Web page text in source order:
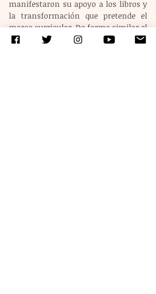
manifestaron su apoyo a los libros y
la transformación que pretende el
marco curricular. De forma similar el
gobierno priista de Durango ha